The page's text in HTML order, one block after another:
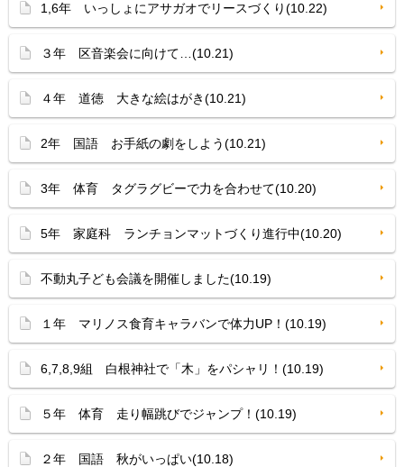
1,6年 いっしょにアサガオでリースづくり(10.22)
３年 区音楽会に向けて…(10.21)
４年 道徳 大きな絵はがき(10.21)
2年 国語 お手紙の劇をしよう(10.21)
3年 体育 タグラグビーで力を合わせて(10.20)
5年 家庭科 ランチョンマットづくり進行中(10.20)
不動丸子ども会議を開催しました(10.19)
１年 マリノス食育キャラバンで体力UP！(10.19)
6,7,8,9組 白根神社で「木」をパシャリ！(10.19)
５年 体育 走り幅跳びでジャンプ！(10.19)
２年 国語 秋がいっぱい(10.18)